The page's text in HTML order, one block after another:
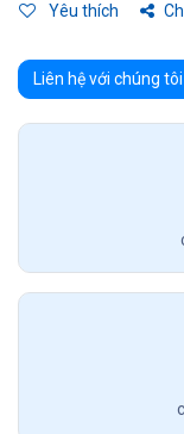
Yêu thích
Liên hệ với chúng tôi